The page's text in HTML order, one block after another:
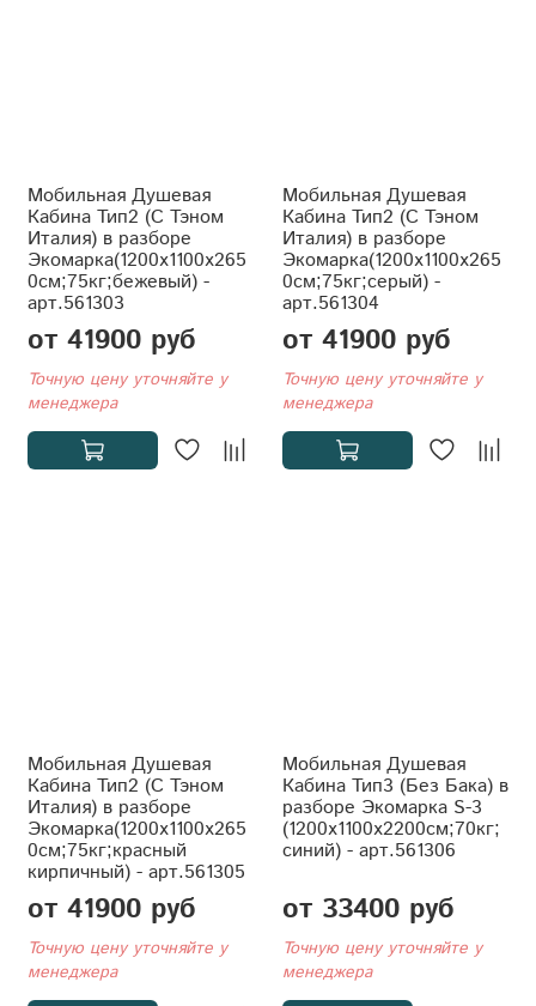
Мобильная Душевая
Кабина Тип2 (С Тэном
Италия) в разборе
Экомарка(1200x1100x265
0см;75кг;бежевый) -
арт.561303
от 41900 руб
Точную цену уточняйте у
менеджера
Мобильная Душевая
Кабина Тип2 (С Тэном
Италия) в разборе
Экомарка(1200x1100x265
0см;75кг;серый) -
арт.561304
от 41900 руб
Точную цену уточняйте у
менеджера
Мобильная Душевая
Кабина Тип2 (С Тэном
Италия) в разборе
Экомарка(1200x1100x265
0см;75кг;красный
кирпичный) - арт.561305
от 41900 руб
Точную цену уточняйте у
менеджера
Мобильная Душевая
Кабина Тип3 (Без Бака) в
разборе Экомарка S-3
(1200x1100x2200см;70кг;
синий) - арт.561306
от 33400 руб
Точную цену уточняйте у
менеджера